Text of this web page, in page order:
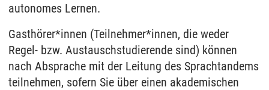
autonomes Lernen.
Gasthörer*innen (Teilnehmer*innen, die weder
Regel- bzw. Austauschstudierende sind) können
nach Absprache mit der Leitung des Sprachtandems
teilnehmen, sofern Sie über einen akademischen